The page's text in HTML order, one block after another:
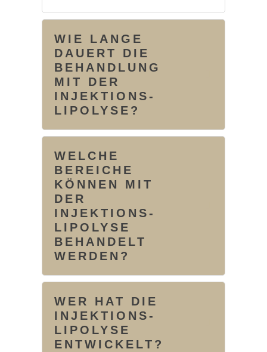
WIE LANGE
DAUERT DIE
BEHANDLUNG
MIT DER
INJEKTIONS-
LIPOLYSE?
WELCHE
BEREICHE
KÖNNEN MIT
DER
INJEKTIONS-
LIPOLYSE
BEHANDELT
WERDEN?
WER HAT DIE
INJEKTIONS-
LIPOLYSE
ENTWICKELT?